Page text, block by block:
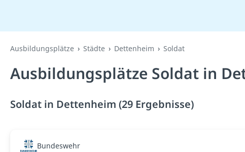
Ausbildungsplätze Städte Dettenheim Soldat
Ausbildungsplätze Soldat in
Soldat in Dettenheim (29 Ergebnisse)
Bundeswehr